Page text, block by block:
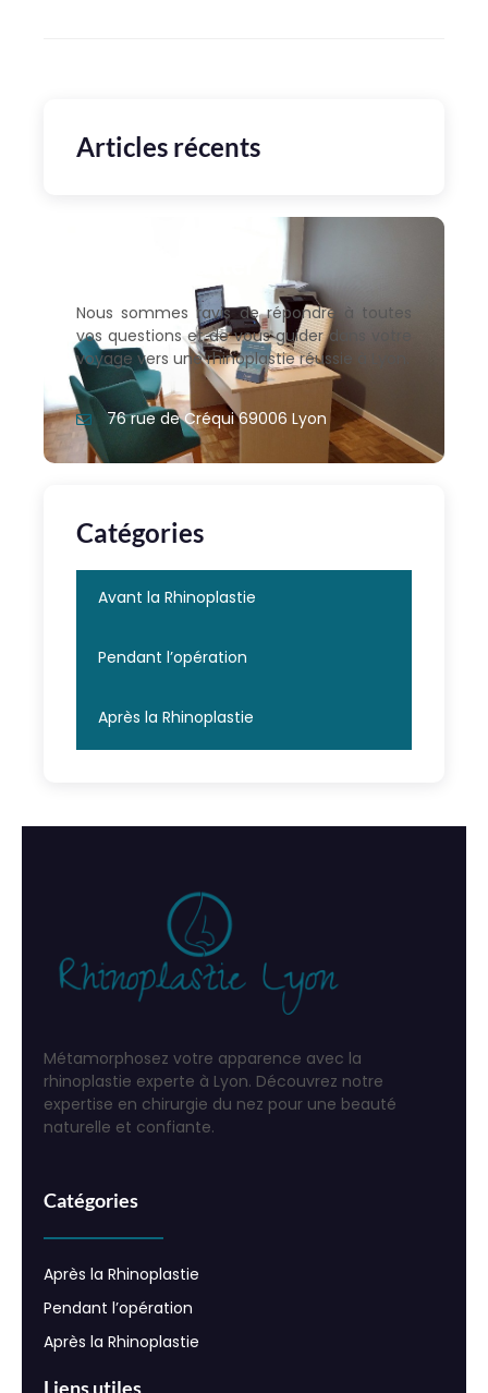
Articles récents
Nous sommes ravis de répondre à toutes
vos questions et de vous guider dans votre
voyage vers une rhinoplastie réussie à Lyon.
76 rue de Créqui 69006 Lyon
Catégories
Avant la Rhinoplastie
Pendant l’opération
Après la Rhinoplastie
Métamorphosez votre apparence avec la
rhinoplastie experte à Lyon. Découvrez notre
expertise en chirurgie du nez pour une beauté
naturelle et confiante.
Catégories
Après la Rhinoplastie
Pendant l’opération
Après la Rhinoplastie
Liens utiles